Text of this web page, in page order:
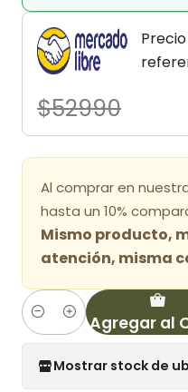
$52990
Al comprar en
hasta un 10%
Mismo producto,
atención, misma
Cantidad Agregar al
Mostrar stock de